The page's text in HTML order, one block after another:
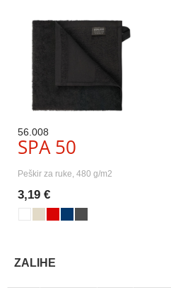
56.008
SPA 50
Peškir za ruke, 480 g/m2
3,19 €
ZALIHE